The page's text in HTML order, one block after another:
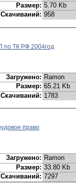
Размер: 5.70 Kb
Скачиваний: 958
по ТК РФ 2004год
Загружено: Ramon
Размер: 65.21 Kb
Скачиваний: 1783
право
Загружено: Ramon
Размер: 33.80 Kb
Скачиваний: 7297